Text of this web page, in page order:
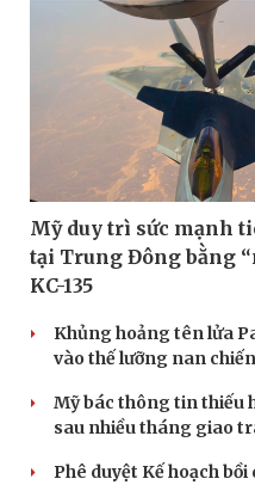
Mỹ duy trì sức mạnh
tại Trung Đông bằng
KC-135
Khủng hoảng tên lửa
vào thế lưỡng nan
Mỹ bác thông tin thiếu
sau nhiều tháng giao
Phê duyệt Kế hoạch